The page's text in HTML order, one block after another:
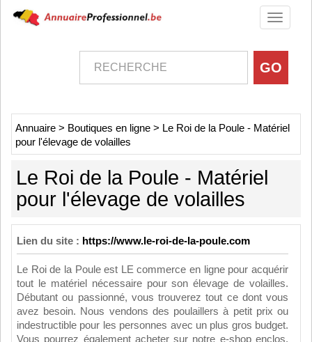
Toggle
Annuaire > Boutiques en ligne > Le Roi de la Poule - Matériel
pour l'élevage de volailles
Le Roi de la Poule - Matériel
pour l'élevage de volailles
Lien du site : https://www.le-roi-de-la-poule.com
Le Roi de la Poule est LE commerce en ligne pour acquérir
tout le matériel nécessaire pour son élevage de volailles.
Débutant ou passionné, vous trouverez tout ce dont vous
avez besoin. Nous vendons des poulaillers à petit prix ou
indestructible pour les personnes avec un plus gros budget.
Vous pourrez également acheter sur notre e-shop enclos,